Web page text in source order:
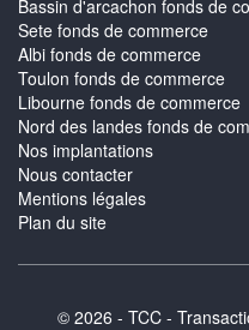
Bassin d'arcachon fonds de
Sete fonds de commerce
Albi fonds de commerce
Toulon fonds de commerce
Libourne fonds de commerce
Nord des landes fonds de
Nos implantations
Nous contacter
Mentions légales
Plan du site
© 2026 - TCC -